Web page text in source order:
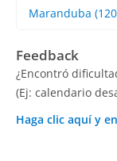
Maranduba
Feedback
¿Encontró
(Ej: calendario
Haga clic aquí y